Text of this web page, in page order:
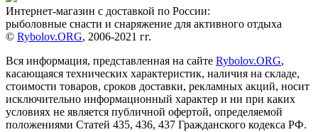
Интернет-магазин с доставкой по России:
рыболовные снасти и снаряжение для активного отдыха
© Rybolov.ORG, 2006-2021 гг.
Вся информация, представленная на сайте Rybolov.ORG,
касающаяся технических характеристик, наличия на складе,
стоимости товаров, сроков доставки, рекламных акций, носит
исключительно информационный характер и ни при каких
условиях не является публичной офертой, определяемой
положениями Статей 435, 436, 437 Гражданского кодекса РФ.